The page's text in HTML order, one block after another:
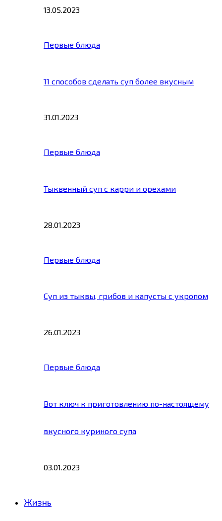
13.05.2023
Первые блюда
11 способов сделать суп более вкусным
31.01.2023
Первые блюда
Тыквенный суп с карри и орехами
28.01.2023
Первые блюда
Суп из тыквы, грибов и капусты с укропом
26.01.2023
Первые блюда
Вот ключ к приготовлению по-настоящему
вкусного куриного супа
03.01.2023
Жизнь